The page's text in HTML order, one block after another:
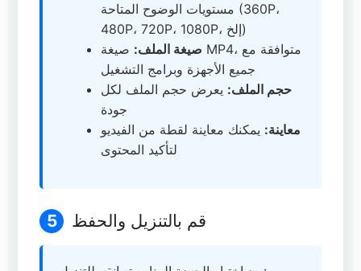
مستويات الوضوح المتاحة (360P،
480P، 720P، 1080P، إلخ)
صيغة الملف: صيغة MP4، متوافقة مع
جميع الأجهزة وبرامج التشغيل
حجم الملف: يعرض حجم الملف لكل
جودة
معاينة: يمكنك معاينة لقطة من الفيديو
لتأكيد المحتوى
5 قم بالتنزيل والحفظ